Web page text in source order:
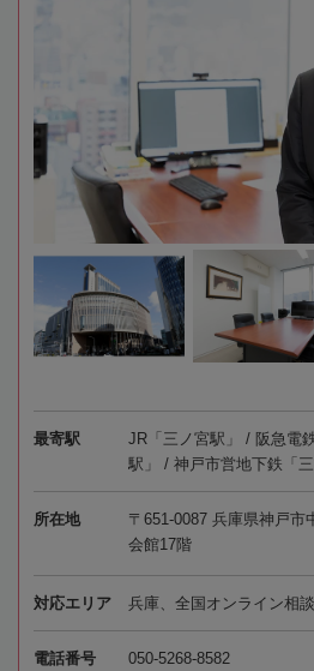
最寄駅
JR「三ノ宮駅」 / 阪急電
駅」 / 神戸市営地下鉄「
所在地
〒651-0087 兵庫県神戸市
会館17階
対応エリア 兵庫、全国オンライン相
電話番号 050-5268-8582